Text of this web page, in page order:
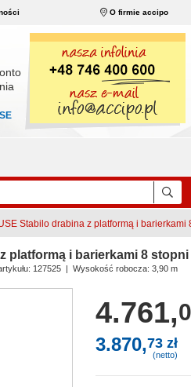
O firmie accipo
Stabilo drabina z platformą i barierkami
platformą i barierkami 8 stopni
127525 | Wysokość robocza: 3,90 m
4.761,
3.870,73 zł
(netto)